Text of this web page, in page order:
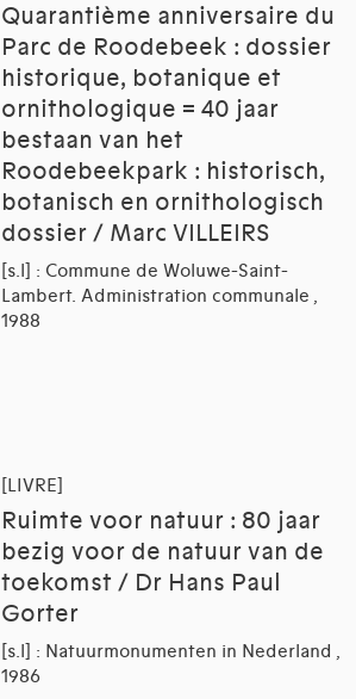
Quarantième anniversaire du
Parc de Roodebeek : dossier
historique, botanique et
ornithologique = 40 jaar
bestaan van het
Roodebeekpark : historisch,
botanisch en ornithologisch
dossier / Marc VILLEIRS
[s.l] : Commune de Woluwe-Saint-
Lambert. Administration communale ,
1988
[LIVRE]
Ruimte voor natuur : 80 jaar
bezig voor de natuur van de
toekomst / Dr Hans Paul
Gorter
[s.l] : Natuurmonumenten in Nederland ,
1986